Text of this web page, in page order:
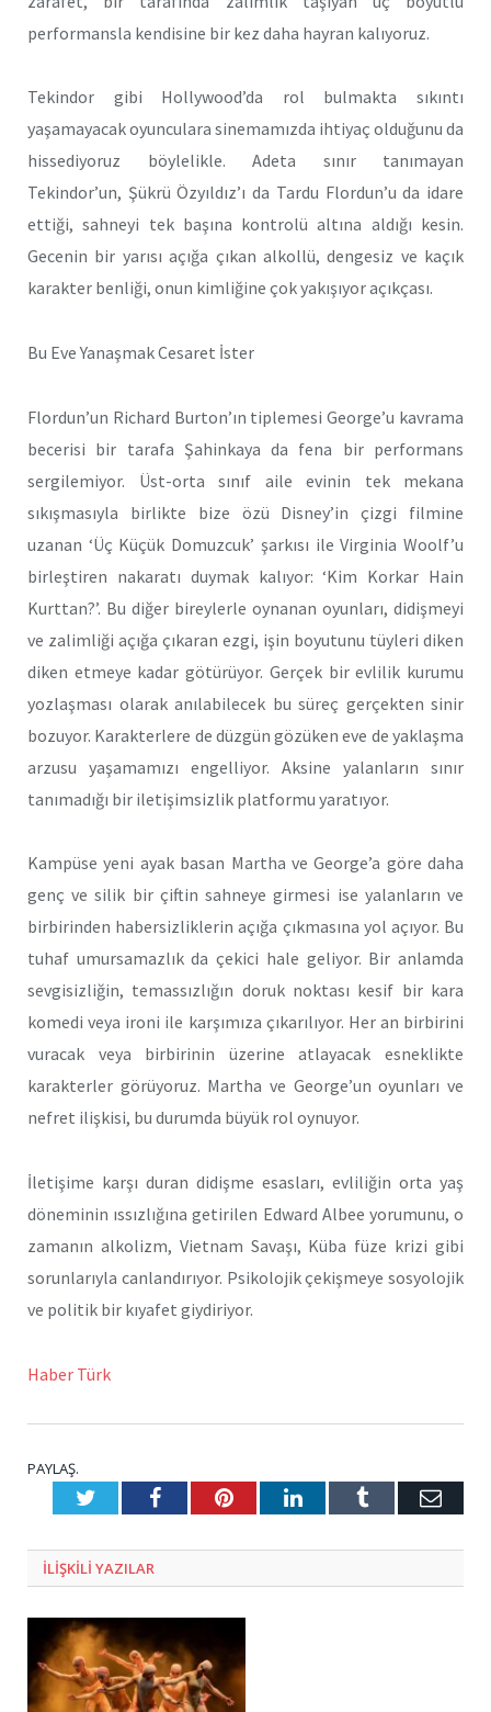
performansla kendisine bir kez daha hayran kalıyoruz.
Tekindor gibi Hollywood’da rol bulmakta sıkıntı
yaşamayacak oyunculara sinemamızda ihtiyaç olduğunu da
hissediyoruz böylelikle. Adeta sınır tanımayan
Tekindor’un, Şükrü Özyıldız’ı da Tardu Flordun’u da idare
ettiği, sahneyi tek başına kontrolü altına aldığı kesin.
Gecenin bir yarısı açığa çıkan alkollü, dengesiz ve kaçık
karakter benliği, onun kimliğine çok yakışıyor açıkçası.
Bu Eve Yanaşmak Cesaret İster
Flordun’un Richard Burton’ın tiplemesi George’u kavrama
becerisi bir tarafa Şahinkaya da fena bir performans
sergilemiyor. Üst-orta sınıf aile evinin tek mekana
sıkışmasıyla birlikte bize özü Disney’in çizgi filmine
uzanan ‘Üç Küçük Domuzcuk’ şarkısı ile Virginia Woolf’u
birleştiren nakaratı duymak kalıyor: ‘Kim Korkar Hain
Kurttan?’. Bu diğer bireylerle oynanan oyunları, didişmeyi
ve zalimliği açığa çıkaran ezgi, işin boyutunu tüyleri diken
diken etmeye kadar götürüyor. Gerçek bir evlilik kurumu
yozlaşması olarak anılabilecek bu süreç gerçekten sinir
bozuyor. Karakterlere de düzgün gözüken eve de yaklaşma
arzusu yaşamamızı engelliyor. Aksine yalanların sınır
tanımadığı bir iletişimsizlik platformu yaratıyor.
Kampüse yeni ayak basan Martha ve George’a göre daha
genç ve silik bir çiftin sahneye girmesi ise yalanların ve
birbirinden habersizliklerin açığa çıkmasına yol açıyor. Bu
tuhaf umursamazlık da çekici hale geliyor. Bir anlamda
sevgisizliğin, temassızlığın doruk noktası kesif bir kara
komedi veya ironi ile karşımıza çıkarılıyor. Her an birbirini
vuracak veya birbirinin üzerine atlayacak esneklikte
karakterler görüyoruz. Martha ve George’un oyunları ve
nefret ilişkisi, bu durumda büyük rol oynuyor.
İletişime karşı duran didişme esasları, evliliğin orta yaş
döneminin ıssızlığına getirilen Edward Albee yorumunu, o
zamanın alkolizm, Vietnam Savaşı, Küba füze krizi gibi
sorunlarıyla canlandırıyor. Psikolojik çekişmeye sosyolojik
ve politik bir kıyafet giydiriyor.
Haber Türk
PAYLAŞ.
TwitterFacebookPinterestLinkedInTumblr E-
ILIŞKILI YAZILAR